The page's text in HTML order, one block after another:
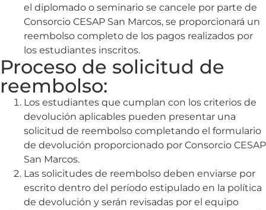
el diplomado o seminario se cancele por parte de
Consorcio CESAP San Marcos, se proporcionará un
reembolso completo de los pagos realizados por
los estudiantes inscritos.
Proceso de solicitud de
reembolso:
Los estudiantes que cumplan con los criterios de
devolución aplicables pueden presentar una
solicitud de reembolso completando el formulario
de devolución proporcionado por Consorcio CESAP
San Marcos.
Las solicitudes de reembolso deben enviarse por
escrito dentro del período estipulado en la política
de devolución y serán revisadas por el equipo